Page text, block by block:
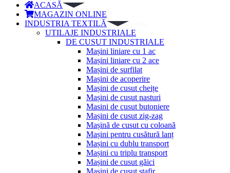
ACASĂ
MAGAZIN ONLINE
INDUSTRIA TEXTILĂ
UTILAJE INDUSTRIALE
DE CUSUT INDUSTRIALE
Mașini liniare cu 1 ac
Mașini liniare cu 2 ace
Mașini de surfilat
Mașini de acoperire
Mașini de cusut cheițe
Mașini de cusut nasturi
Masini de cusut butoniere
Mașini de cusut zig-zag
Mașină de cusut cu coloană
Mașini pentru cusătură lanț
Mașini cu dublu transport
Mașini cu triplu transport
Mașini de cusut găici
Mașini de cusut ștafir